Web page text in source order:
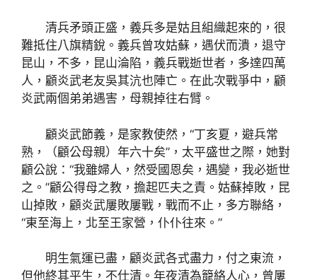
清兵矛頭正盛，義兵多是姑且組織起來的，很
難抵住八旗精銳。義兵曾攻姑蘇，遇伏而潰，退守
昆山，不多，昆山淪陷，義兵戰逝世者，多達四萬
人，顧炎武老友吳其沆也陣亡。在此次戰爭中，顧
炎武兩個弟弟遇害，母親掉往右臂。
顧炎武節義，是家教使然，“丁亥夏，避兵常
熟，（顧公母親）年六十矣”，太平盛世之際，她對
顧公說：“我雖婦人，然受國恩矣，遇變，我必逝世
之。”顧公得母之教，擔起匹夫之責。姑蘇掉敗，昆
山掉敗，顧炎武屢敗屢戰，戰而不止，多方聯絡，
“東至海上，北至王家營，仆仆往來。”
明生氣運已盡，顧炎武各式盡力，付之東流，
但他終其平生，不仕清。年夜清為籠絡人心，曾屢